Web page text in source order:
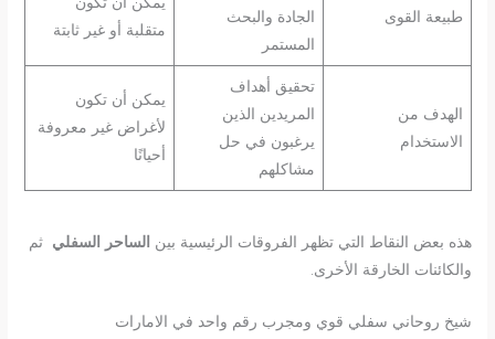
طبيعة القوى
الجادة والبحث
المستمر
متقلبة أو غير ثابتة
الهدف من
الاستخدام
تحقيق أهداف
المريدين الذين
يرغبون في حل
مشاكلهم
يمكن أن تكون
لأغراض غير معروفة
أحيانًا
هذه بعض النقاط التي تظهر الفروقات الرئيسية بين الساحر السفلي ثم
والكائنات الخارقة الأخرى.
شيخ روحاني سفلي قوي ومجرب رقم واحد في الامارات